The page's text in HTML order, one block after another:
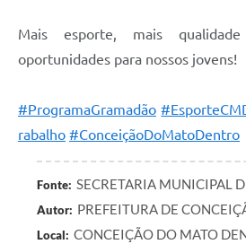
Serviços Online
A Prefeitura
Diário Oficial
Mais esporte, mais
oportunidades para nossos jovens!
#ProgramaGramadão
rabalho #ConceiçãoDoMatoDentro
Fonte: SECRETARIA MUNICIPAL
Autor: PREFEITURA DE
Local: CONCEIÇÃO DO MATO